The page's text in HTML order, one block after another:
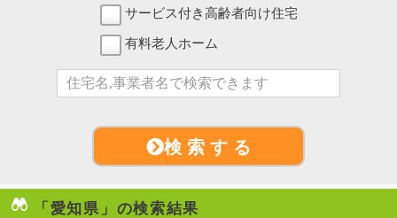
サービス付き高齢者向け住宅
有料老人ホーム
検 索 す る
「愛知県」の検索結果